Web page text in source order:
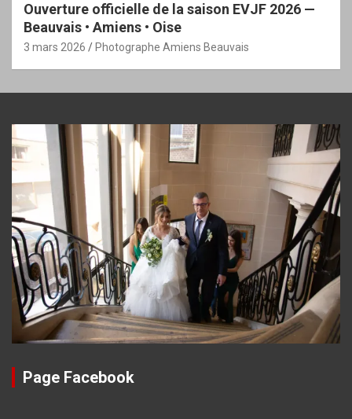
Ouverture officielle de la saison EVJF 2026 —
Beauvais • Amiens • Oise
3 mars 2026 Photographe Amiens Beauvais
Page Facebook